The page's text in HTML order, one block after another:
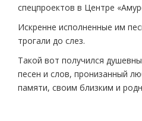
спецпроектов в Центре
Искренне исполненные им
трогали до слез.
Такой вот получился
песен и слов, пронизанный
памяти, своим близким и